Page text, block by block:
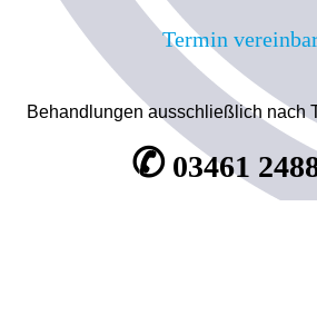
Termin
Behandlungen ausschließlich nach
✆03461